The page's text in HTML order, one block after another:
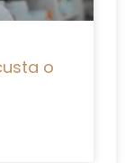
o